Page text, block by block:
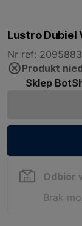
Lustro Dubiel
Nr ref:
Produkt
Sklep
Odbiór
Brak